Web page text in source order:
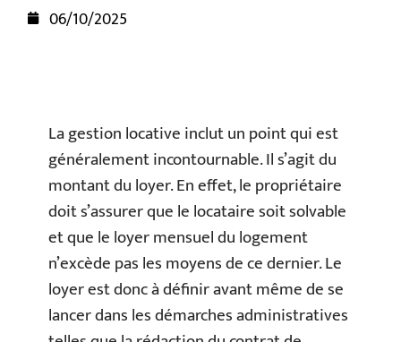
06/10/2025
La gestion locative inclut un point qui est
généralement incontournable. Il s’agit du
montant du loyer. En effet, le propriétaire
doit s’assurer que le locataire soit solvable
et que le loyer mensuel du logement
n’excède pas les moyens de ce dernier. Le
loyer est donc à définir avant même de se
lancer dans les démarches administratives